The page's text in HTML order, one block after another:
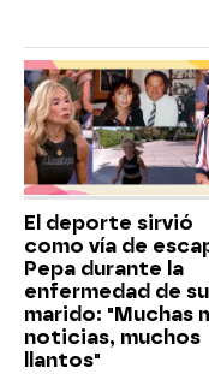
El deporte sirvió
como vía de
Pepa durante la
enfermedad de su
marido: "Muchas
noticias, muchos
llantos"